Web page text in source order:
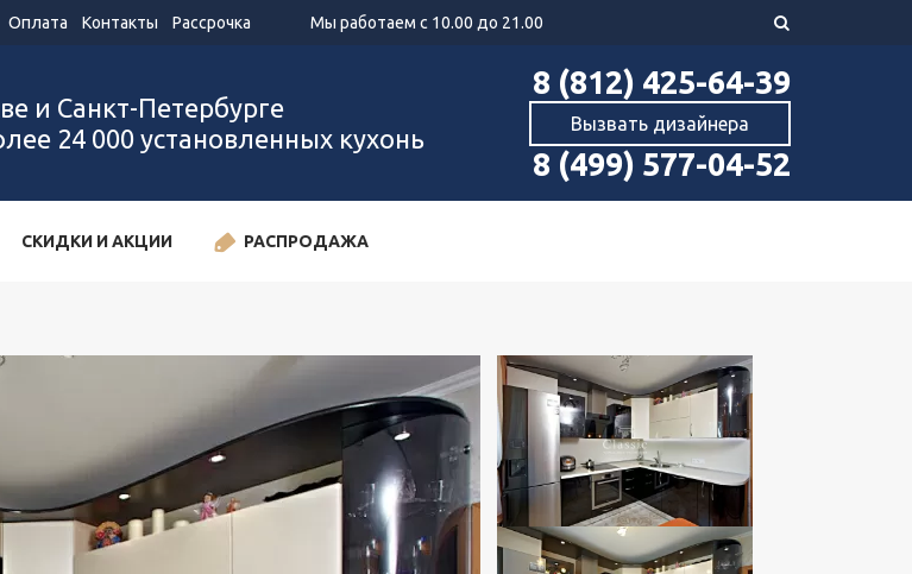
Оплата Контакты Рассрочка Мы работаем с 10.00 до 21.00
и Санкт-Петербурге
24 000 установленных кухонь
8 (812) 425-64-39
Вызвать дизайнера
8 (499) 577-04-52
СКИДКИ И АКЦИИ РАСПРОДАЖА